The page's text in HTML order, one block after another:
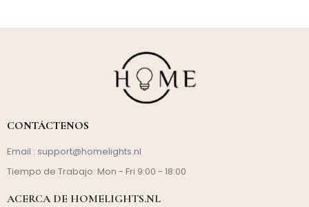
CONTÁCTENOS
Email : support@homelights.nl
Tiempo de Trabajo: Mon - Fri 9:00 - 18:00
ACERCA DE HOMELIGHTS.NL